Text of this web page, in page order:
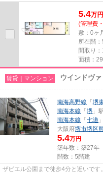
5.4万円
(管理費
敷：0ヶ
所在階
間取り
面積：
賃貸｜マンション ウインドヴ
南海高野線 「 堺
南海本線 「 堺 」
南海本線 「 七道
大阪府堺市堺区
5.4万円
築年数：築27年
階数：5階建
ザビエル公園まで徒歩4分と近いで